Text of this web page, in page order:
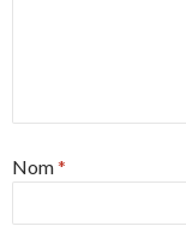
Nom*